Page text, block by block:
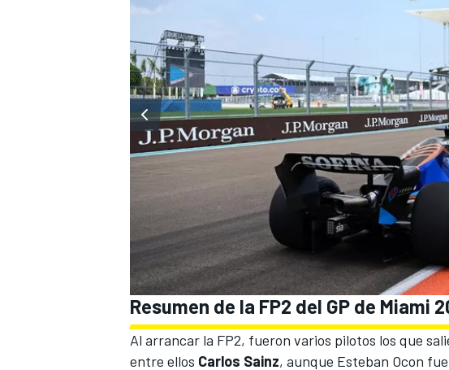
Resumen de la FP2 del GP de Miami
Al arrancar la FP2, fueron varios pilotos los que
entre ellos Carlos Sainz, aunque Esteban Ocon